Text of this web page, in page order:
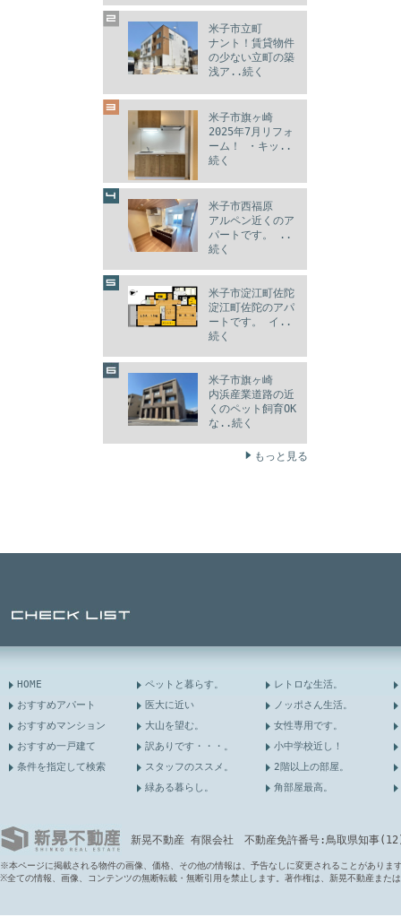
米子市立町
ナント！賃貸物件
の少ない立町の築
浅ア..続く
米子市旗ヶ崎
2025年7月リフォ
ーム！ ・キッ..
続く
米子市西福原
アルペン近くのア
パートです。 ..
続く
米子市淀江町佐陀
淀江町佐陀のアパ
ートです。 イ..
続く
米子市旗ヶ崎
内浜産業道路の近
くのペット飼育OK
な..続く
もっと見る
HOME
おすすめアパート
おすすめマンション
おすすめ一戸建て
条件を指定して検索
ペットと暮らす。
医大に近い
大山を望む。
訳ありです・・・。
スタッフのススメ。
緑ある暮らし。
レトロな生活。
ノッポさん生活。
女性専用です。
小中学校近し！
2階以上の部屋。
角部屋最高。
新晃不動産 有限会社 不動産免許番号:鳥取県知事
※本ページに掲載される物件の画像、価格、その他の情報は、予告なしに変更されることがありま
※全ての情報、画像、コンテンツの無断転載・無断引用を禁止します。著作権は、新晃不動産また